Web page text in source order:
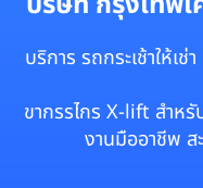
บริการ รถกระเช้าให้เ
ขากรรไกร X-lift สำห
งานมืออาชีพ ส